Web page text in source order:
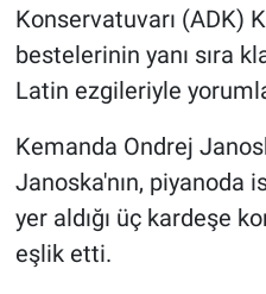
Konservatuvarı (ADK)
bestelerinin yanı sıra
Latin ezgileriyle
Kemanda Ondrej
Janoska'nın, piyanoda
yer aldığı üç kardeşe
eşlik etti.